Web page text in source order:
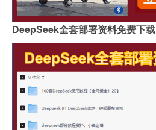
DeepSeek全套部署资料免费下载